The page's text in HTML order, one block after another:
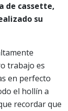
de cassette,
su
trabajo es
en perfecto
el hollín a
recordar que